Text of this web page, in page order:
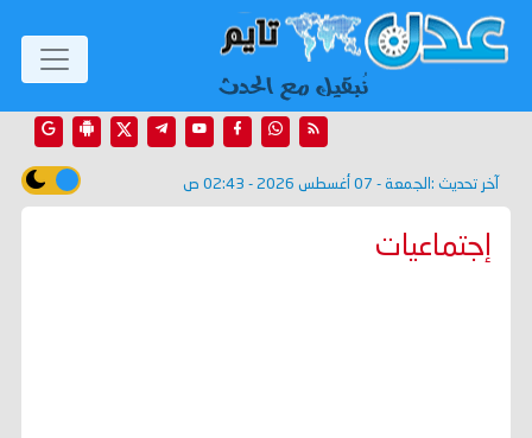
آخر تحديث : الجمعة - 07 أغسطس 2026 - 02:43 ص
إجتماعيات